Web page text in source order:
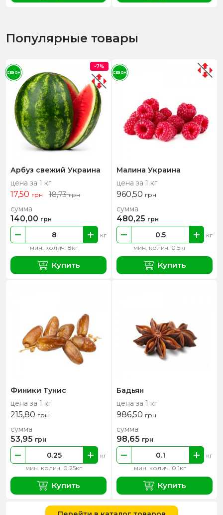
Популярные товары
Арбуз свежий Украина
цена за 1 кг
17,50 грн 18,73грн
мин. колич. 8кг
кг
сумма
140,00 грн
Купить
-7%
СЕЗОН
Малина Украина
цена за 1 кг
960,50 грн
мин. колич. 0.5кг
кг
сумма
480,25 грн
Купить
СЕЗОН
Финики Тунис
цена за 1 кг
215,80 грн
мин. колич. 0.25кг
кг
сумма
53,95 грн
Купить
Бадьян
цена за 1 кг
986,50 грн
мин. колич. 0.1кг
кг
сумма
98,65 грн
Купить